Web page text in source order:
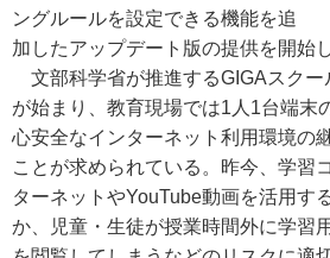
ングルールを設定できる機能を追
加したアップデート版の提供を開始し
文部科学省が推進するGIGAスクー
が始まり、教育現場では1人1台端末
心安全なインターネット利用環境の
ことが求められている。昨今、学習
ターネットやYouTube動画を活用す
か、児童・生徒が授業時間外に学習